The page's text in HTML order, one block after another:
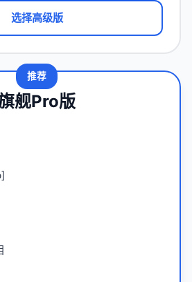
选择高级版
推荐
舰Pro版